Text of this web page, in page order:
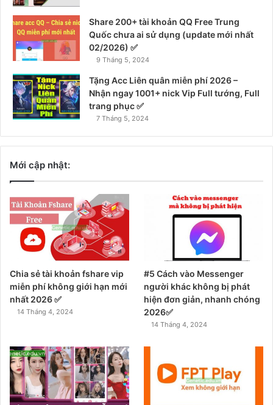
Share 200+ tài khoản QQ Free Trung
Quốc chưa ai sử dụng (update mới nhất
02/2026) ✅
9 Tháng 5, 2024
Tặng Acc Liên quân miễn phí 2026 –
Nhận ngay 1001+ nick Vip Full tướng, Full
trang phục ✅
7 Tháng 5, 2024
Mới cập nhật:
Chia sẻ tài khoản fshare vip
miễn phí không giới hạn mới
nhất 2026 ✅
14 Tháng 4, 2024
#5 Cách vào Messenger
người khác không bị phát
hiện đơn giản, nhanh chóng
2026✅
14 Tháng 4, 2024